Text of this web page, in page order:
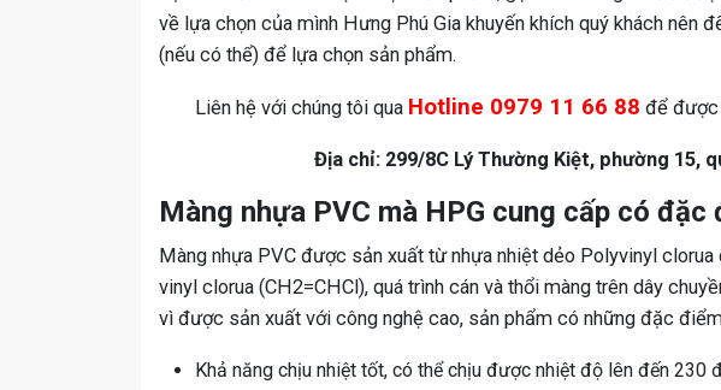
về lựa chọn của mình Hưng Phú Gia khuyến khích quý khách nên
(nếu có thể) để lựa chọn sản phẩm.
Liên hệ với chúng tôi qua Hotline 0979 11 66 88 để được
Địa chỉ: 299/8C Lý Thường Kiệt, phường 15,
Màng nhựa PVC mà HPG cung cấp có đặc
Màng nhựa PVC được sản xuất từ nhựa nhiệt dẻo Polyvinyl clorua
vinyl clorua (CH2=CHCl), quá trình cán và thổi màng trên dây
vì được sản xuất với công nghệ cao, sản phẩm có những đặc
Khả năng chịu nhiệt tốt, có thể chịu được nhiệt độ lên đến 230